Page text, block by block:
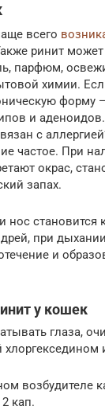
всего
ринит
парфюм,
химии.
форму
и
с
частое. При
окрас,
запах.
нос становится
при
и
у кошек
глаза,
возбудителе
кап.